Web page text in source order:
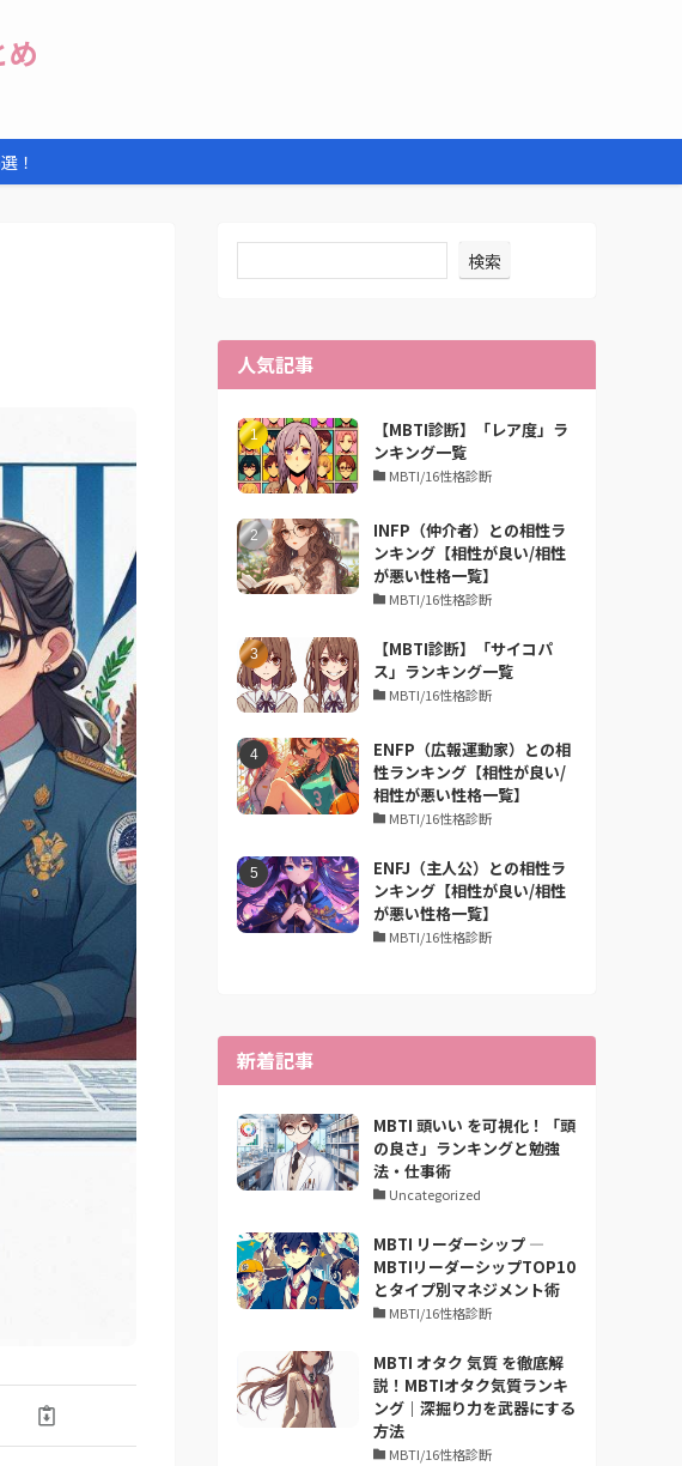
！
検索
人気記事
【MBTI診断】「レア度」ラ
ンキング一覧
MBTI/16性格診断
INFP（仲介者）との相性ラ
ンキング【相性が良い/相性
が悪い性格一覧】
MBTI/16性格診断
【MBTI診断】「サイコパ
ス」ランキング一覧
MBTI/16性格診断
ENFP（広報運動家）との相
性ランキング【相性が良い/
相性が悪い性格一覧】
MBTI/16性格診断
ENFJ（主人公）との相性ラ
ンキング【相性が良い/相性
が悪い性格一覧】
MBTI/16性格診断
新着記事
MBTI 頭いい を可視化！「頭
の良さ」ランキングと勉強
法・仕事術
Uncategorized
MBTI リーダーシップ —
MBTIリーダーシップTOP10
とタイプ別マネジメント術
MBTI/16性格診断
MBTI オタク 気質 を徹底解
説！MBTIオタク気質ランキ
ング｜深掘り力を武器にする
方法
MBTI/16性格診断